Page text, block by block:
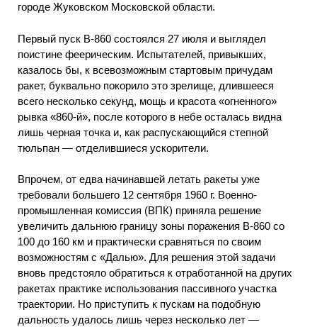
городе Жуковском Московской области.
Первый пуск В-860 состоялся 27 июля и выглядел
поистине феерическим. Испытателей, привыкших,
казалось бы, к всевозможным стартовым причудам
ракет, буквально покорило это зрелище, длившееся
всего несколько секунд, мощь и красота «огненного»
рывка «860-й», после которого в небе осталась видна
лишь черная точка и, как распускающийся степной
тюльпан — отделившиеся ускорители.
Впрочем, от едва начинавшей летать ракеты уже
требовали большего 12 сентября 1960 г. Военно-
промышленная комиссия (ВПК) приняла решение
увеличить дальнюю границу зоны поражения В-860 со
100 до 160 км и практически сравняться по своим
возможностям с «Далью». Для решения этой задачи
вновь предстояло обратиться к отработанной на других
ракетах практике использования пассивного участка
траектории. Но приступить к пускам на подобную
дальность удалось лишь через несколько лет —